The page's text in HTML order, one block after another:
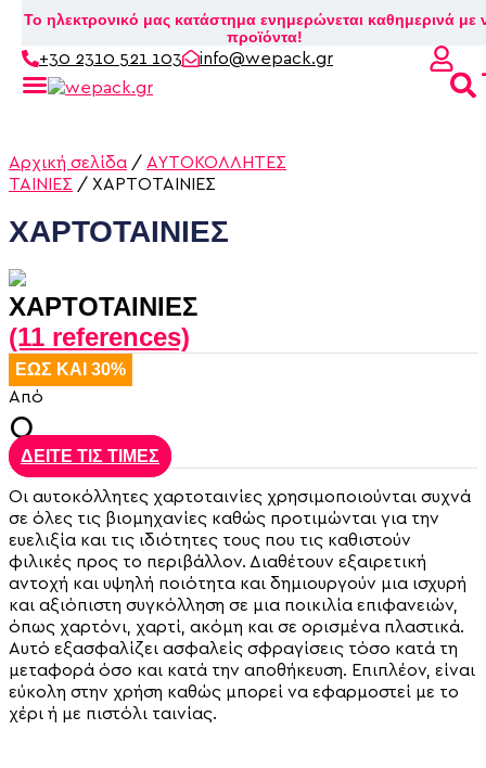
content
Το ηλεκτρονικό μας κατάστημα ενημερώνεται καθημερινά με
προϊόντα!
+30 2310 521 103
info@wepack.gr
Αρχική σελίδα / ΑΥΤΟΚΟΛΛΗΤΕΣ
ΤΑΙΝΙΕΣ / ΧΑΡΤΟΤΑΙΝΙΕΣ
ΧΑΡΤΟΤΑΙΝΙΕΣ
ΧΑΡΤΟΤΑΙΝΙΕΣ
(11 references)
ΕΩΣ ΚΑΙ 30%
Από
0
ΔΕΙΤΕ ΤΙΣ ΤΙΜΕΣ
Οι αυτοκόλλητες χαρτοταινίες χρησιμοποιούνται συχνά
σε όλες τις βιομηχανίες καθώς προτιμώνται για την
ευελιξία και τις ιδιότητες τους που τις καθιστούν
φιλικές προς το περιβάλλον. Διαθέτουν εξαιρετική
αντοχή και υψηλή ποιότητα και δημιουργούν μια ισχυρή
και αξιόπιστη συγκόλληση σε μια ποικιλία επιφανειών,
όπως χαρτόνι, χαρτί, ακόμη και σε ορισμένα πλαστικά.
Αυτό εξασφαλίζει ασφαλείς σφραγίσεις τόσο κατά τη
μεταφορά όσο και κατά την αποθήκευση. Επιπλέον, είναι
εύκολη στην χρήση καθώς μπορεί να εφαρμοστεί με το
χέρι ή με πιστόλι ταινίας.